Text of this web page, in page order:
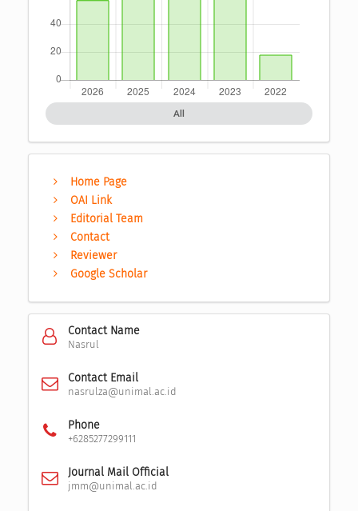
All
Home Page
OAI Link
Editorial Team
Contact
Reviewer
Google Scholar
Contact Name
Nasrul
Contact Email
nasrulza@unimal.ac.id
Phone
+6285277299111
Journal Mail Official
jmm@unimal.ac.id